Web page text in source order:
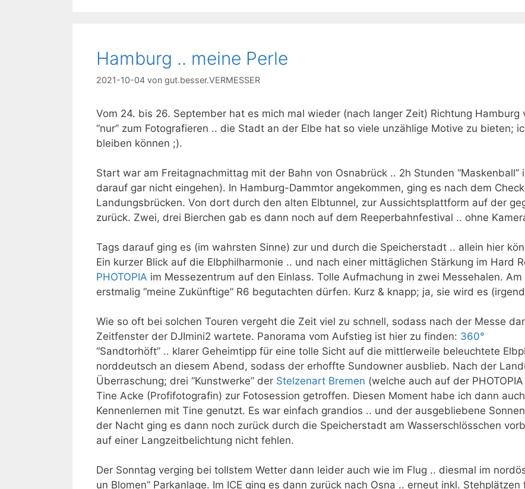
Hamburg .. meine Perle
2021-10-04 von gut.besser.VERMESSER
Vom 24. bis 26. September hat es mich mal wieder (nach langer Zeit) Richtung Hamburg
“nur” zum Fotografieren .. die Stadt an der Elbe hat so viele unzählige Motive zu bieten;
bleiben können ;).
Start war am Freitagnachmittag mit der Bahn von Osnabrück .. 2h Stunden
darauf gar nicht eingehen). In Hamburg-Dammtor angekommen, ging es nach dem
Landungsbrücken. Von dort durch den alten Elbtunnel, zur Aussichtsplattform auf der
zurück. Zwei, drei Bierchen gab es dann noch auf dem Reeperbahnfestival .. ohne
Tags darauf ging es (im wahrsten Sinne) zur und durch die Speicherstadt .. allein hier
Ein kurzer Blick auf die Elbphilharmonie .. und nach einer mittäglichen Stärkung im Hard
PHOTOPIA im Messezentrum auf den Einlass. Tolle Aufmachung in zwei Messehalen.
erstmalig “meine Zukünftige” R6 begutachten dürfen. Kurz & knapp; ja, sie wird es
Wie so oft bei solchen Touren vergeht die Zeit viel zu schnell, sodass nach der Messe
Zeitfenster der DJImini2 wartete. Panorama vom Aufstieg ist hier zu finden: 360°
“Sandtorhöft” .. klarer Geheimtipp für eine tolle Sicht auf die mittlerweile beleuchtete
norddeutsch an diesem Abend, sodass der erhoffte Sundowner ausblieb. Nach der
Überraschung; drei “Kunstwerke” der Stelzenart Bremen (welche auch auf der
Tine Acke (Profifotografin) zur Fotosession getroffen. Diesen Moment habe ich dann
Kennenlernen mit Tine genutzt. Es war einfach grandios .. und der ausgebliebene
der Nacht ging es dann noch zurück durch die Speicherstadt am Wasserschlösschen
auf einer Langzeitbelichtung nicht fehlen.
Der Sonntag verging bei tollstem Wetter dann leider auch wie im Flug .. diesmal im
un Blomen” Parkanlage. Im ICE ging es dann zurück nach Osna .. erneut inkl.